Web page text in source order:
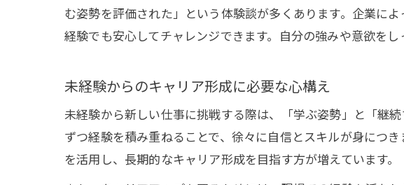
む姿勢を評価された」という体験談が多くあります。企業に
経験でも安心してチャレンジできます。自分の強みや意欲を
未経験からのキャリア形成に必要な心構え
未経験から新しい仕事に挑戦する際は、「学ぶ姿勢」と「継
ずつ経験を積み重ねることで、徐々に自信とスキルが身につ
を活用し、長期的なキャリア形成を目指す方が増えています。